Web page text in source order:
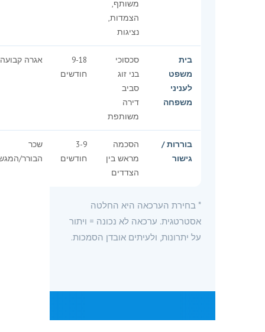
משותף,
הצמדות,
נציגות
בית
משפט
לעניני
משפחה
סכסוכי
בני זוג
סביב
דירה
משותפת
9-18
חודשים
אגרה קבועה
בוררות /
גישור
הסכמה
מראש בין
הצדדים
3-9
חודשים
שכר
הבורר/
* בחירת הערכאה היא החלטה
אסטרטגית. ערכאה לא נכונה = ויתור
על יתרונות, ולעיתים אובדן הסמכות.